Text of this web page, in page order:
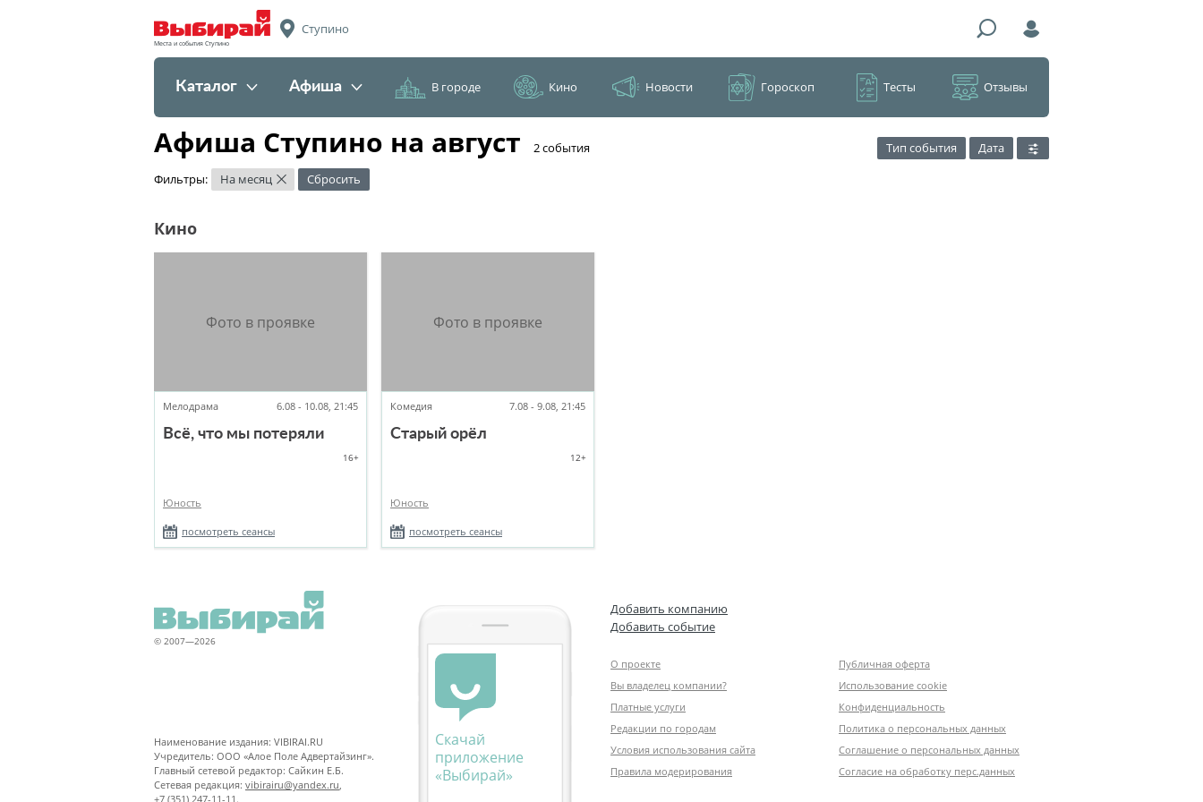
Места и события Ступино
Ступино
Каталог Афиша В городе Кино Новости Гороскоп Тесты Отзывы
Афиша Ступино на август ​2 события Тип события
Дата
Фильтры:
На месяц × Сбросить
Кино
Мелодрама 6.08 - 10.08, 21:45
Всё, что мы потеряли
16+
Юность
посмотреть сеансы
Комедия 7.08 - 9.08, 21:45
Старый орёл
12+
Юность
посмотреть сеансы
© 2007—2026
Наименование издания: VIBIRAI.RU
Учредитель: ООО «Алое Поле Адвертайзинг».
Главный сетевой редактор: Сайкин Е.Б.
Сетевая редакция: vibirairu@yandex.ru
+7 (351) 247-11-11.
Скачай
приложение
«Выбирай»
Добавить компанию
Добавить событие
О проекте
Вы владелец компании?
Платные услуги
Редакции по городам
Условия использования сайта
Правила модерирования
Публичная оферта
Использование cookie
Конфиденциальность
Политика о персональных данных
Соглашение о персональных данных
Согласие на обработку перс.данных